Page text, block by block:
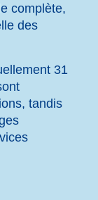
complète,
des
31
tandis